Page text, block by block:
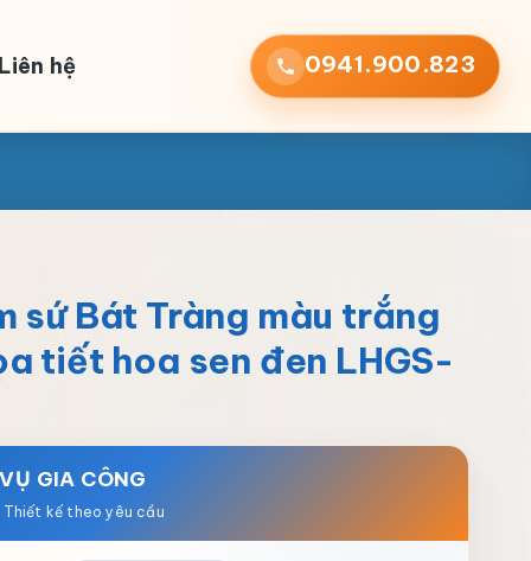
hệ 0941.900.823
sứ Bát Tràng màu trắng
tiết hoa sen đen LHGS-
GIA CÔNG